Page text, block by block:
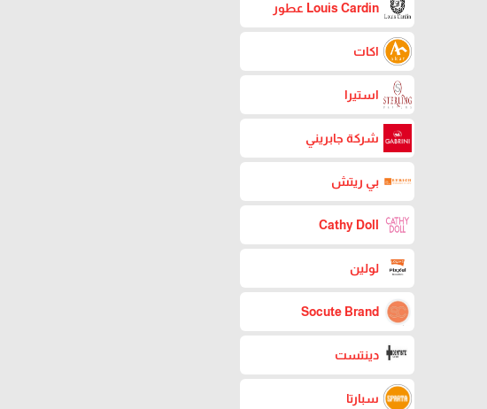
Louis Cardin عطور
اكات
استيرا
شركة جابريني
بي ريتش
Cathy Doll
لولين
Socute Brand
دينتست
سبارتا